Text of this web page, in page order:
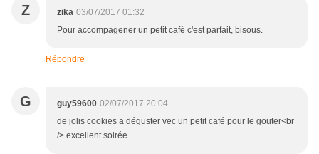
Z zika 03/07/2017 01:32
Pour accompagener un petit café c'est parfait, bisous.
Répondre
G guy59600 02/07/2017 20:04
de jolis cookies a déguster vec un petit café pour le gouter<br
/> excellent soirée